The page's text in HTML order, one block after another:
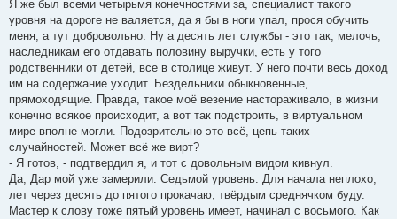
Я же был всеми четырьмя конечностями за, специалист такого
уровня на дороге не валяется, да я бы в ноги упал, прося обучить
меня, а тут добровольно. Ну а десять лет службы - это так, мелочь,
наследникам его отдавать половину выручки, есть у того
родственники от детей, все в столице живут. У него почти весь доход
им на содержание уходит. Бездельники обыкновенные,
прямоходящие. Правда, такое моё везение настораживало, в жизни
конечно всякое происходит, а вот так подстроить, в виртуальном
мире вполне могли. Подозрительно это всё, цепь таких
случайностей. Может всё же вирт?
- Я готов, - подтвердил я, и тот с довольным видом кивнул.
Да, Дар мой уже замерили. Седьмой уровень. Для начала неплохо,
лет через десять до пятого прокачаю, твёрдым среднячком буду.
Мастер к слову тоже пятый уровень имеет, начинал с восьмого. Как